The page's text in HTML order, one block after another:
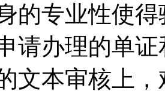
的专业性使
请办理的单
文本审核上